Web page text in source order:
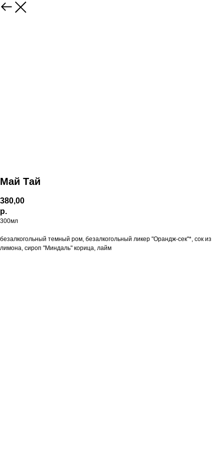
Май Тай
380,00
р.
300мл
безалкогольный темный ром, безалкогольный ликер "Орандж-сек"*, сок из
лимона, сироп "Миндаль" корица, лайм